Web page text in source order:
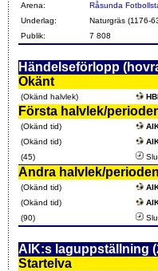
Arena:
Råsunda
Underlag:
Naturgräs (1176-
Publik:
7 808
Händelseförlopp
Okänt
(Okänd halvlek)
Första halvlek/
(Okänd tid)
(Okänd tid)
(45)
Andra halvlek/perioden
(Okänd tid)
(Okänd tid)
(90)
AIK:s laguppställning
Startelva